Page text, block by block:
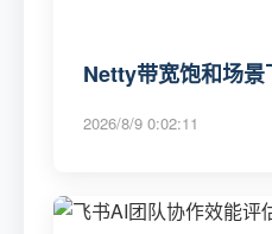
Netty带宽饱和场
2026/8/9 0:02:11